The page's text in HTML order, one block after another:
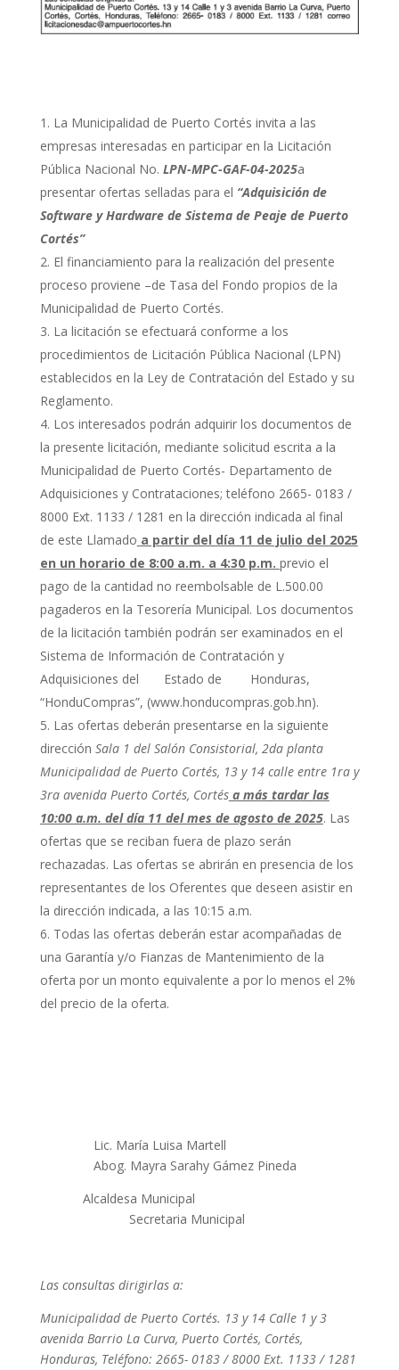
La Municipalidad de Puerto Cortés invita a las
empresas interesadas en participar en la Licitación
Pública Nacional No. LPN-MPC-GAF-04-2025a
presentar ofertas selladas para el “Adquisición de
Software y Hardware de Sistema de Peaje de Puerto
Cortés”
El financiamiento para la realización del presente
proceso proviene –de Tasa del Fondo propios de la
Municipalidad de Puerto Cortés.
La licitación se efectuará conforme a los
procedimientos de Licitación Pública Nacional (LPN)
establecidos en la Ley de Contratación del Estado y su
Reglamento.
Los interesados podrán adquirir los documentos de
la presente licitación, mediante solicitud escrita a la
Municipalidad de Puerto Cortés- Departamento de
Adquisiciones y Contrataciones; teléfono 2665- 0183 /
8000 Ext. 1133 / 1281 en la dirección indicada al final
de este Llamado a partir del día 11 de julio del 2025
en un horario de 8:00 a.m. a 4:30 p.m. previo el
pago de la cantidad no reembolsable de L.500.00
pagaderos en la Tesorería Municipal. Los documentos
de la licitación también podrán ser examinados en el
Sistema de Información de Contratación y
Adquisiciones del Estado de Honduras,
“HonduCompras”, (www.honducompras.gob.hn).
Las ofertas deberán presentarse en la siguiente
dirección Sala 1 del Salón Consistorial, 2da planta
Municipalidad de Puerto Cortés, 13 y 14 calle entre 1ra y
3ra avenida Puerto Cortés, Cortésa más tardar las
10:00 a.m. del día 11 del mes de agosto de 2025. Las
ofertas que se reciban fuera de plazo serán
rechazadas. Las ofertas se abrirán en presencia de los
representantes de los Oferentes que deseen asistir en
la dirección indicada, a las 10:15 a.m.
Todas las ofertas deberán estar acompañadas de
una Garantía y/o Fianzas de Mantenimiento de la
oferta por un monto equivalente a por lo menos el 2%
del precio de la oferta.
Lic. María Luisa Martell
Abog. Mayra Sarahy Gámez Pineda
Alcaldesa Municipal
Secretaria Municipal
Las consultas dirigirlas a:
Municipalidad de Puerto Cortés. 13 y 14 Calle 1 y 3
avenida Barrio La Curva, Puerto Cortés, Cortés,
Honduras, Teléfono: 2665- 0183 / 8000 Ext. 1133 / 1281